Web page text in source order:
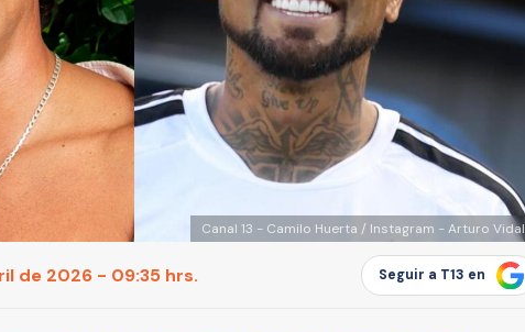
Canal 13 - Camilo Huerta / Instagram - Arturo Vidal
de 2026 - 09:35 hrs. Seguir a T13 en